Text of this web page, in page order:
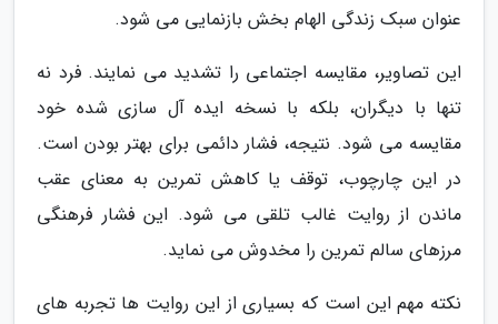
عنوان سبک زندگی الهام بخش بازنمایی می شود.
این تصاویر، مقایسه اجتماعی را تشدید می نمایند. فرد نه
تنها با دیگران، بلکه با نسخه ایده آل سازی شده خود
مقایسه می شود. نتیجه، فشار دائمی برای بهتر بودن است.
در این چارچوب، توقف یا کاهش تمرین به معنای عقب
ماندن از روایت غالب تلقی می شود. این فشار فرهنگی
مرزهای سالم تمرین را مخدوش می نماید.
نکته مهم این است که بسیاری از این روایت ها تجربه های